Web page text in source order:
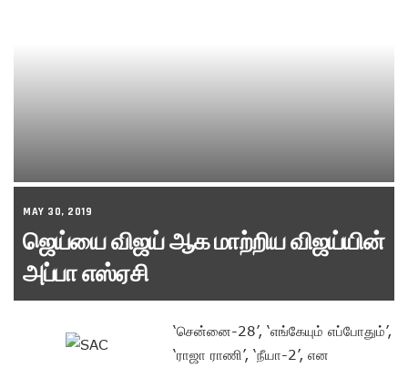
MAY 30, 2019
ஜெய்யை விஜய் ஆக மாற்றிய விஜய்யின்
அப்பா எஸ்ஏசி
‘சென்னை-28’, ‘எங்கேயும் எப்போதும்’,
‘ராஜா ராணி’, ‘நீயா-2’, என